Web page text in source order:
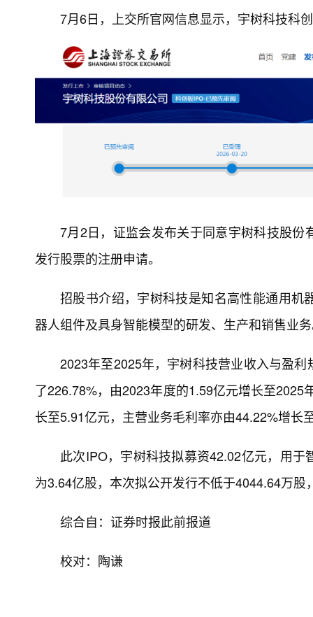
7月6日，上交所官网信息显示，宇树科技科
7月2日，证监会发布关于同意宇树科技股
发行股票的注册申请。
招股书介绍，宇树科技是知名高性能通用
器人组件及具身智能模型的研发、生产和销售业
2023年至2025年，宇树科技营业收入与盈
了226.78%，由2023年度的1.59亿元增长至
长至5.91亿元，主营业务毛利率亦由44.22%增长
此次IPO，宇树科技拟募资42.02亿元，用
为3.64亿股，本次拟公开发行不低于4044.64万
综合自：证券时报此前报道
校对：陶谦